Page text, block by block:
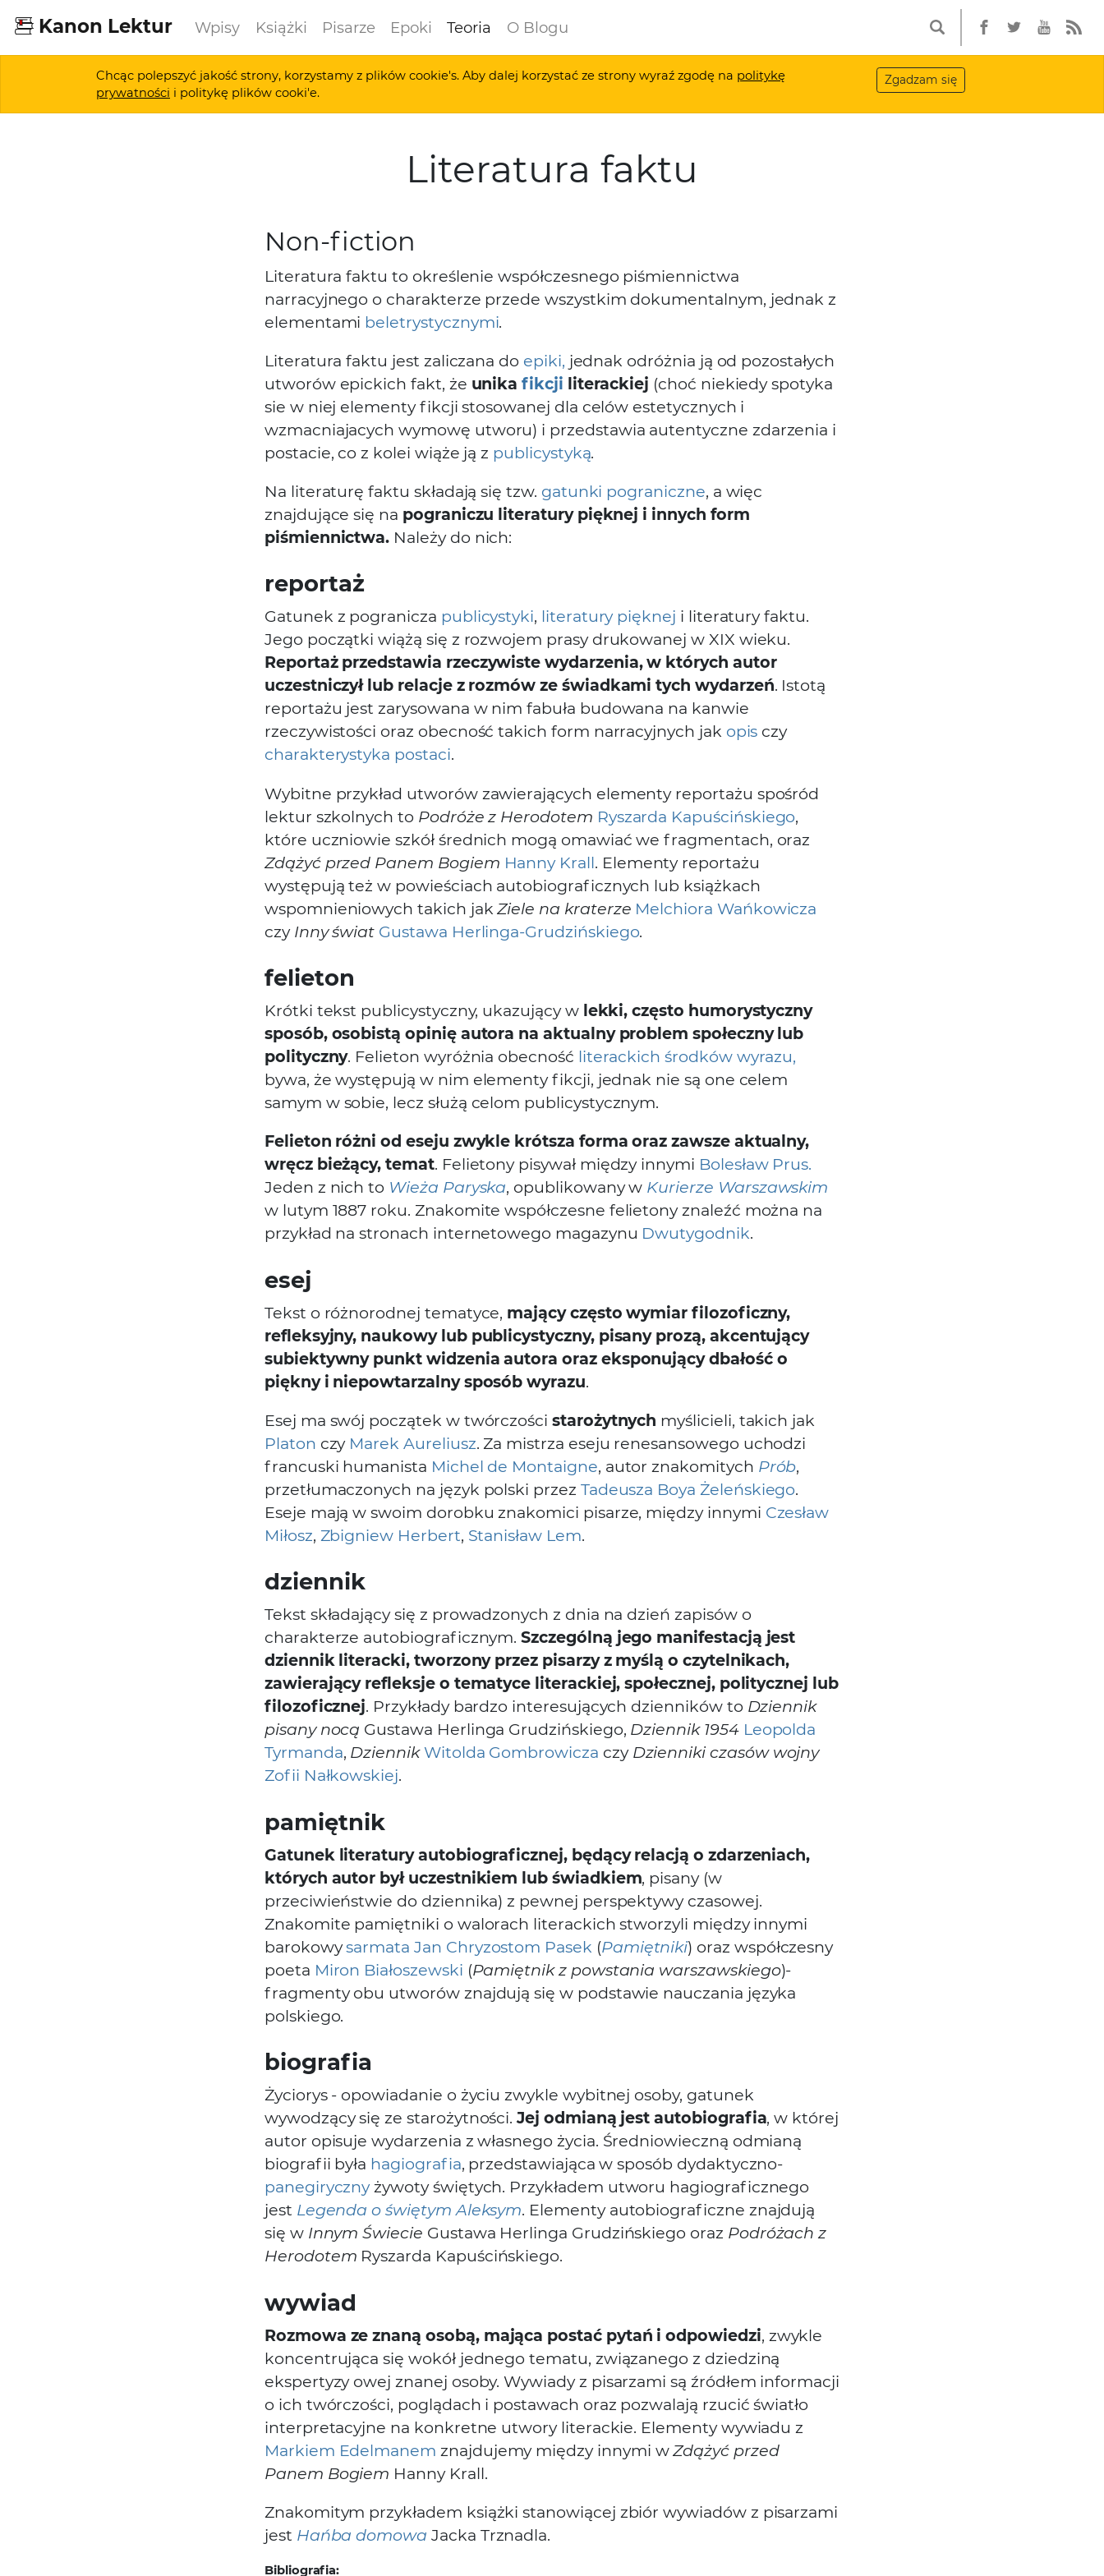
Kanon Lektur Wpisy Książki Pisarze Epoki Teoria O Blogu
Chcąc polepszyć jakość strony, korzystamy z plików cookie's. Aby dalej korzystać ze strony wyraź zgodę na politykę
prywatności i politykę plików cooki'e.
Zgadzam się
Literatura faktu
Non-fiction
Literatura faktu to określenie współczesnego piśmiennictwa
narracyjnego o charakterze przede wszystkim dokumentalnym, jednak z
elementami beletrystycznymi.
Literatura faktu jest zaliczana do epiki, jednak odróżnia ją od pozostałych
utworów epickich fakt, że unikafikcji literackiej (choć niekiedy spotyka
sie w niej elementy fikcji stosowanej dla celów estetycznych i
wzmacniajacych wymowę utworu) i przedstawia autentyczne zdarzenia i
postacie, co z kolei wiąże ją z publicystyką.
Na literaturę faktu składają się tzw. gatunki pograniczne, a więc
znajdujące się na pograniczu literatury pięknej i innych form
piśmiennictwa. Należy do nich:
reportaż
Gatunek z pogranicza publicystyki, literatury pięknej i literatury faktu.
Jego początki wiążą się z rozwojem prasy drukowanej w XIX wieku.
Reportaż przedstawia rzeczywiste wydarzenia, w których autor
uczestniczył lub relacje z rozmów ze świadkami tych wydarzeń. Istotą
reportażu jest zarysowana w nim fabuła budowana na kanwie
rzeczywistości oraz obecność takich form narracyjnych jak opis czy
charakterystyka postaci.
Wybitne przykład utworów zawierających elementy reportażu spośród
lektur szkolnych to Podróże z Herodotem Ryszarda Kapuścińskiego,
które uczniowie szkół średnich mogą omawiać we fragmentach, oraz
Zdążyć przed Panem Bogiem Hanny Krall. Elementy reportażu
występują też w powieściach autobiograficznych lub książkach
wspomnieniowych takich jakZiele na kraterze Melchiora Wańkowicza
czy Inny świat Gustawa Herlinga-Grudzińskiego.
felieton
Krótki tekst publicystyczny, ukazujący w lekki, często humorystyczny
sposób, osobistą opinię autora na aktualny problem społeczny lub
polityczny. Felieton wyróżnia obecność literackich środków wyrazu,
bywa, że występują w nim elementy fikcji, jednak nie są one celem
samym w sobie, lecz służą celom publicystycznym.
Felieton różni od eseju zwykle krótsza forma oraz zawsze aktualny,
wręcz bieżący, temat. Felietony pisywał między innymi Bolesław Prus.
Jeden z nich to Wieża Paryska, opublikowany w Kurierze Warszawskim
w lutym 1887 roku. Znakomite współczesne felietony znaleźć można na
przykład na stronach internetowego magazynu Dwutygodnik.
esej
Tekst o różnorodnej tematyce, mający często wymiar filozoficzny,
refleksyjny, naukowy lub publicystyczny, pisany prozą, akcentujący
subiektywny punkt widzenia autora oraz eksponujący dbałość o
piękny i niepowtarzalny sposób wyrazu.
Esej ma swój początek w twórczości starożytnych myślicieli, takich jak
Platon czy Marek Aureliusz. Za mistrza eseju renesansowego uchodzi
francuski humanista Michel de Montaigne, autor znakomitych Prób,
przetłumaczonych na język polski przez Tadeusza Boya Żeleńskiego.
Eseje mają w swoim dorobku znakomici pisarze, między innymi Czesław
Miłosz, Zbigniew Herbert, Stanisław Lem.
dziennik
Tekst składający się z prowadzonych z dnia na dzień zapisów o
charakterze autobiograficznym.Szczególną jego manifestacją jest
dziennik literacki, tworzony przez pisarzy z myślą o czytelnikach,
zawierający refleksje o tematyce literackiej, społecznej, politycznej lub
filozoficznej. Przykłady bardzo interesujących dzienników to Dziennik
pisany nocą Gustawa Herlinga Grudzińskiego, Dziennik 1954 Leopolda
Tyrmanda, Dziennik Witolda Gombrowicza czy Dzienniki czasów wojny
Zofii Nałkowskiej.
pamiętnik
Gatunek literatury autobiograficznej, będący relacją o zdarzeniach,
których autor był uczestnikiem lub świadkiem, pisany (w
przeciwieństwie do dziennika) z pewnej perspektywy czasowej.
Znakomite pamiętniki o walorach literackich stworzyli między innymi
barokowysarmata Jan Chryzostom Pasek (Pamiętniki) oraz współczesny
poeta Miron Białoszewski (Pamiętnik z powstania warszawskiego)-
fragmenty obu utworów znajdują się w podstawie nauczania języka
polskiego.
biografia
Życiorys - opowiadanie o życiu zwykle wybitnej osoby, gatunek
wywodzący się ze starożytności.Jej odmianą jest autobiografia, w której
autor opisuje wydarzenia z własnego życia. Średniowieczną odmianą
biografii była hagiografia, przedstawiająca w sposób dydaktyczno-
panegirycznyżywoty świętych. Przykładem utworu hagiograficznego
jest Legenda o świętym Aleksym. Elementy autobiograficzne znajdują
się w Innym Świecie Gustawa Herlinga Grudzińskiego oraz Podróżach z
Herodotem Ryszarda Kapuścińskiego.
wywiad
Rozmowa ze znaną osobą, mająca postać pytań i odpowiedzi, zwykle
koncentrująca się wokół jednego tematu, związanego z dziedziną
ekspertyzy owej znanej osoby. Wywiady z pisarzami są źródłem informacji
o ich twórczości, poglądach i postawach oraz pozwalają rzucić światło
interpretacyjne na konkretne utwory literackie. Elementy wywiadu z
Markiem Edelmanem znajdujemy między innymi wZdążyć przed
Panem Bogiem Hanny Krall.
Znakomitym przykładem książki stanowiącej zbiór wywiadów z pisarzami
jest Hańba domowa Jacka Trznadla.
Bibliografia: